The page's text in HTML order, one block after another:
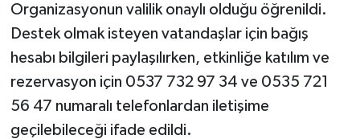
Organizasyonun valilik onaylı olduğu öğrenildi.
Destek olmak isteyen vatandaşlar için bağış
hesabı bilgileri paylaşılırken, etkinliğe katılım ve
rezervasyon için 0537 732 97 34 ve 0535 721
56 47 numaralı telefonlardan iletişime
geçilebileceği ifade edildi.